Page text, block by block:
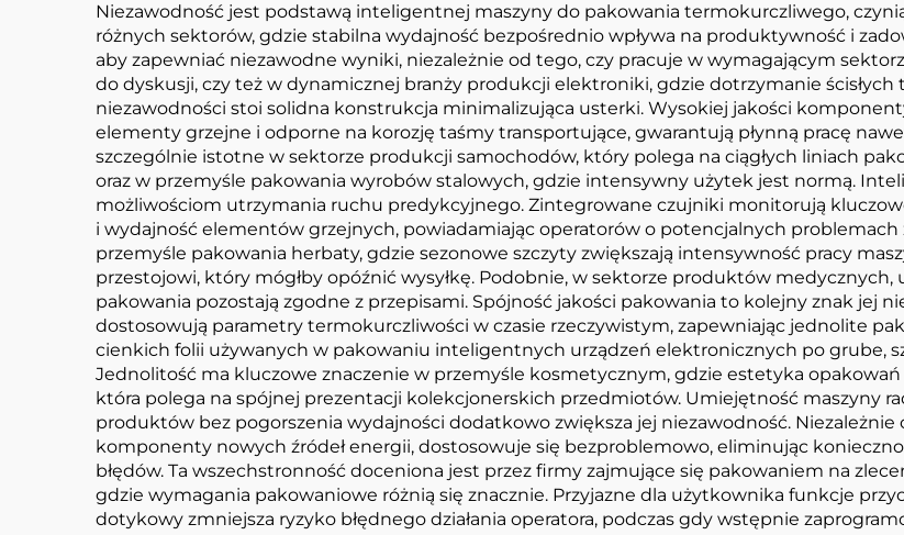
Niezawodność jest podstawą inteligentnej maszyny do pakowania termokurczliwego,
różnych sektorów, gdzie stabilna wydajność bezpośrednio wpływa na produktywność i
aby zapewniać niezawodne wyniki, niezależnie od tego, czy pracuje w wymagającym
do dyskusji, czy też w dynamicznej branży produkcji elektroniki, gdzie dotrzymanie
niezawodności stoi solidna konstrukcja minimalizująca usterki. Wysokiej jakości
elementy grzejne i odporne na korozję taśmy transportujące, gwarantują płynną pracę
szczególnie istotne w sektorze produkcji samochodów, który polega na ciągłych liniach
oraz w przemyśle pakowania wyrobów stalowych, gdzie intensywny użytek jest normą.
możliwościom utrzymania ruchu predykcyjnego. Zintegrowane czujniki monitorują
i wydajność elementów grzejnych, powiadamiając operatorów o potencjalnych problemach
przemyśle pakowania herbaty, gdzie sezonowe szczyty zwiększają intensywność pracy
przestojowi, który mógłby opóźnić wysyłkę. Podobnie, w sektorze produktów
pakowania pozostają zgodne z przepisami. Spójność jakości pakowania to kolejny znak jej
dostosowują parametry termokurczliwości w czasie rzeczywistym, zapewniając jednolite
cienkich folii używanych w pakowaniu inteligentnych urządzeń elektronicznych po grube,
Jednolitość ma kluczowe znaczenie w przemyśle kosmetycznym, gdzie estetyka opakowań
która polega na spójnej prezentacji kolekcjonerskich przedmiotów. Umiejętność maszyny
produktów bez pogorszenia wydajności dodatkowo zwiększa jej niezawodność. Niezależnie
komponenty nowych źródeł energii, dostosowuje się bezproblemowo, eliminując
błędów. Ta wszechstronność doceniona jest przez firmy zajmujące się pakowaniem na
gdzie wymagania pakowaniowe różnią się znacznie. Przyjazne dla użytkownika funkcje
dotykowy zmniejsza ryzyko błędnego działania operatora, podczas gdy wstępnie